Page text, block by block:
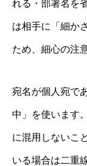
れる・部署名を
は相手に「細か
ため、細心の注
宛名が個人宛で
中」を使います
に混用しないこ
いる場合は二重